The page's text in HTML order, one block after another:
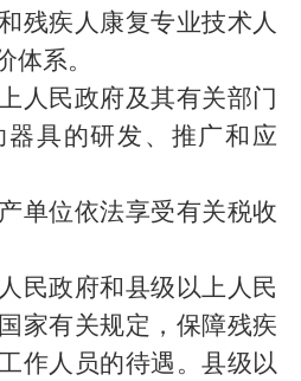
残疾人康复专业技术人
体系。
人民政府及其有关部门
具的研发、推广和应
单位依法享受有关税收
民政府和县级以上人民
家有关规定，保障残疾
作人员的待遇。县级以